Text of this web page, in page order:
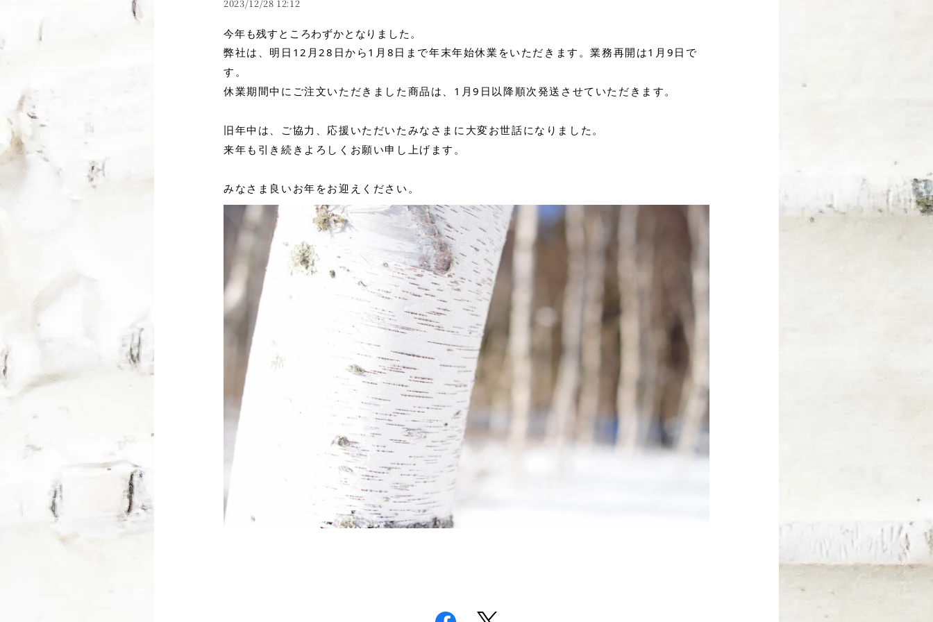
2023/12/28 12:12
今年も残すところわずかとなりました。
弊社は、明日12月28日から1月8日まで年末年始休業をいただきます。業務再開は1月9日で
す。
休業期間中にご注文いただきました商品は、1月9日以降順次発送させていただきます。
旧年中は、ご協力、応援いただいたみなさまに大変お世話になりました。
来年も引き続きよろしくお願い申し上げます。
みなさま良いお年をお迎えください。